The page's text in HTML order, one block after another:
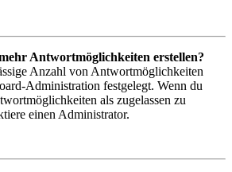
Antwortmöglichkeiten erstellen?
Anzahl von Antwortmöglichkeiten
Administration festgelegt. Wenn du
als zugelassen zu
einen Administrator.